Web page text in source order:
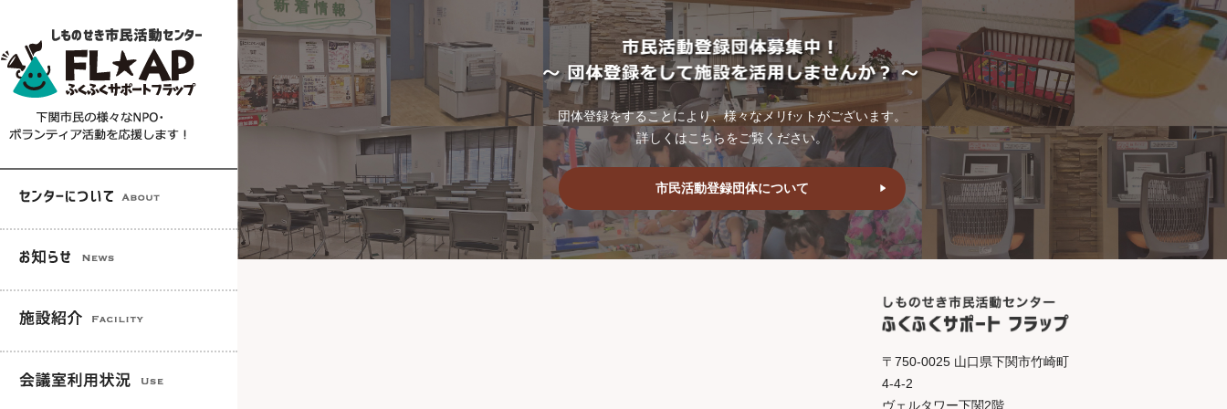
団体登録をすることにより、様々なメリfットがございます。
詳しくはこちらをご覧ください。
市民活動登録団体について
〒750-0025 山口県下関市竹崎町
4-4-2
ヴェルタワー下関2階